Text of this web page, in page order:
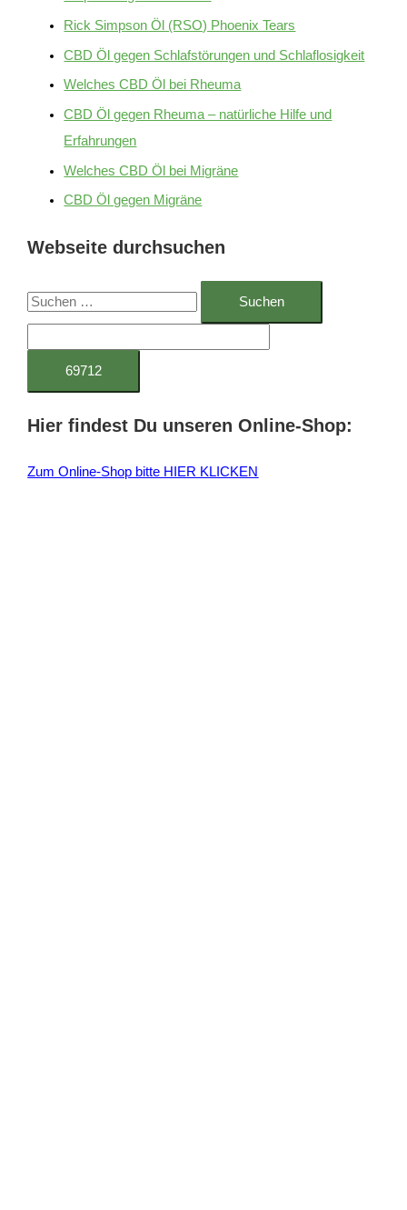
Rick Simpson Öl (RSO) Phoenix Tears
CBD Öl gegen Schlafstörungen und Schlaflosigkeit
Welches CBD Öl bei Rheuma
CBD Öl gegen Rheuma – natürliche Hilfe und
Erfahrungen
Welches CBD Öl bei Migräne
CBD Öl gegen Migräne
Webseite durchsuchen
S
e
n
a
Hier findest Du unseren Online-Shop:
Zum Online-Shop bitte HIER KLICKEN